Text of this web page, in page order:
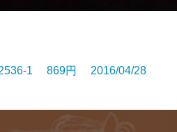
1 869円 2016/04/28